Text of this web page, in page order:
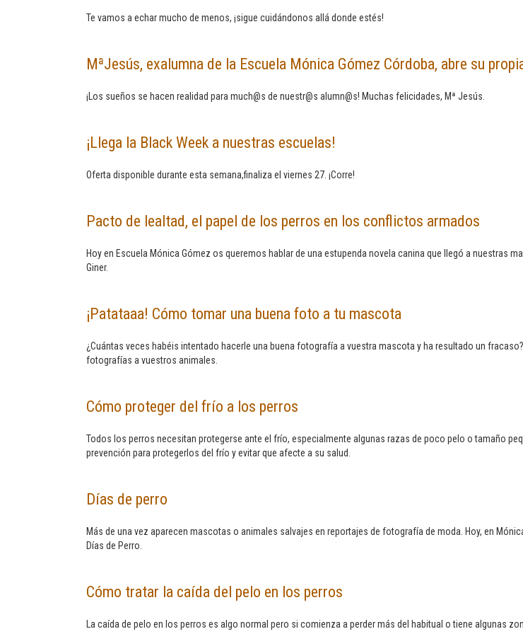
Te vamos a echar mucho de menos, ¡sigue cuidándonos allá donde estés!
MªJesús, exalumna de la Escuela Mónica Gómez Córdoba, abre su
¡Los sueños se hacen realidad para much@s de nuestr@s alumn@s! Muchas felicidades, Mª Jesús.
¡Llega la Black Week a nuestras escuelas!
Oferta disponible durante esta semana,finaliza el viernes 27. ¡Corre!
Pacto de lealtad, el papel de los perros en los conflictos armados
Hoy en Escuela Mónica Gómez os queremos hablar de una estupenda novela canina que llegó a nuestras
Giner.
¡Patataaa! Cómo tomar una buena foto a tu mascota
¿Cuántas veces habéis intentado hacerle una buena fotografía a vuestra mascota y ha resultado un
fotografías a vuestros animales.
Cómo proteger del frío a los perros
Todos los perros necesitan protegerse ante el frío, especialmente algunas razas de poco pelo o tamaño
prevención para protegerlos del frío y evitar que afecte a su salud.
Días de perro
Más de una vez aparecen mascotas o animales salvajes en reportajes de fotografía de moda. Hoy, en
Días de Perro.
Cómo tratar la caída del pelo en los perros
La caída de pelo en los perros es algo normal pero si comienza a perder más del habitual o tiene algunas